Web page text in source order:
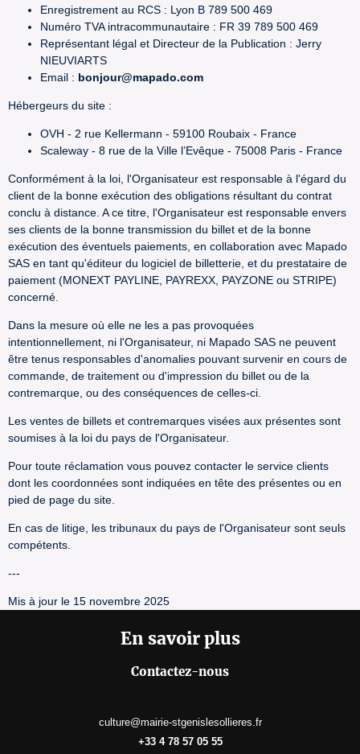
Enregistrement au RCS : Lyon B 789 500 469
Numéro TVA intracommunautaire : FR 39 789 500 469
Représentant légal et Directeur de la Publication : Jerry
NIEUVIARTS
Email : bonjour@mapado.com
Hébergeurs du site :
OVH - 2 rue Kellermann - 59100 Roubaix - France
Scaleway - 8 rue de la Ville l’Evêque - 75008 Paris - France
Conformément à la loi, l'Organisateur est responsable à l'égard du
client de la bonne exécution des obligations résultant du contrat
conclu à distance. A ce titre, l'Organisateur est responsable envers
ses clients de la bonne transmission du billet et de la bonne
exécution des éventuels paiements, en collaboration avec Mapado
SAS en tant qu'éditeur du logiciel de billetterie, et du prestataire de
paiement (MONEXT PAYLINE, PAYREXX, PAYZONE ou STRIPE)
concerné.
Dans la mesure où elle ne les a pas provoquées
intentionnellement, ni l'Organisateur, ni Mapado SAS ne peuvent
être tenus responsables d'anomalies pouvant survenir en cours de
commande, de traitement ou d'impression du billet ou de la
contremarque, ou des conséquences de celles-ci.
Les ventes de billets et contremarques visées aux présentes sont
soumises à la loi du pays de l'Organisateur.
Pour toute réclamation vous pouvez contacter le service clients
dont les coordonnées sont indiquées en tête des présentes ou en
pied de page du site.
En cas de litige, les tribunaux du pays de l'Organisateur sont seuls
compétents.
---
Mis à jour le 15 novembre 2025
En savoir plus
Contactez-nous
culture@mairie-stgenislesollieres.fr
+33 4 78 57 05 55